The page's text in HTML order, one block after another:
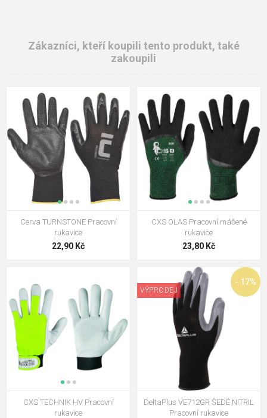
Zákazníci, kteří koupili tento produkt, také
zakoupili
Cerva TURNSTONE Pracovní
rukavice
22,90 Kč
CXS OLAS Pracovní máčené
rukavice
23,80 Kč
CXS TECHNIK HV Pracovní
rukavice
- 17%
VÝPRODEJ
DeltaPlus VE712GR ŠEDÉ NITRIL
Pracovní rukavice